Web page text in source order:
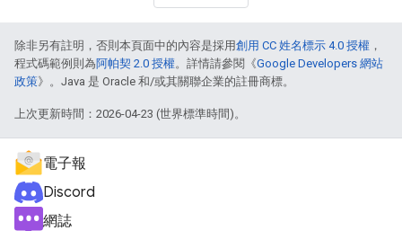
除非另有註明，否則本頁面中的內容是採用創用 CC 姓名標示 4.0 授權 ，
程式碼範例則為阿帕契 2.0 授權。詳情請參閱《Google Developers 網站
政策》。Java 是 Oracle 和/或其關聯企業的註冊商標。
上次更新時間：2026-04-23 (世界標準時間)。
電子報
Discord
網誌